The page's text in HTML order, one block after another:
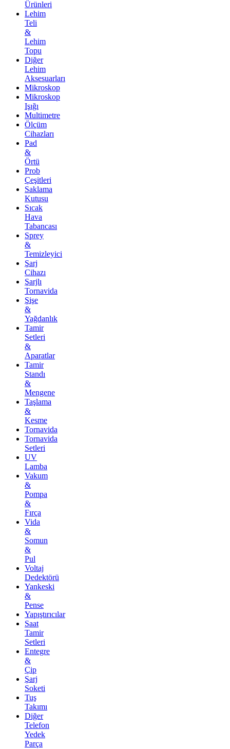
Ürünleri
Lehim
Teli
&
Lehim
Topu
Diğer
Lehim
Aksesuarları
Mikroskop
Mikroskop
Işığı
Multimetre
Ölçüm
Cihazları
Pad
&
Örtü
Prob
Çeşitleri
Saklama
Kutusu
Sıcak
Hava
Tabancası
Sprey
&
Temizleyici
Şarj
Cihazı
Şarjlı
Tornavida
Şişe
&
Yağdanlık
Tamir
Setleri
&
Aparatlar
Tamir
Standı
&
Mengene
Taşlama
&
Kesme
Tornavida
Tornavida
Setleri
UV
Lamba
Vakum
&
Pompa
&
Fırça
Vida
&
Somun
&
Pul
Voltaj
Dedektörü
Yankeski
&
Pense
Yapıştırıcılar
Saat
Tamir
Setleri
Entegre
&
Çip
Şarj
Soketi
Tuş
Takımı
Diğer
Telefon
Yedek
Parça